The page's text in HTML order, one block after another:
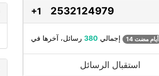
+1 2532124979
إجمالي 380 14 أيام مضت
استقبال الرسائل